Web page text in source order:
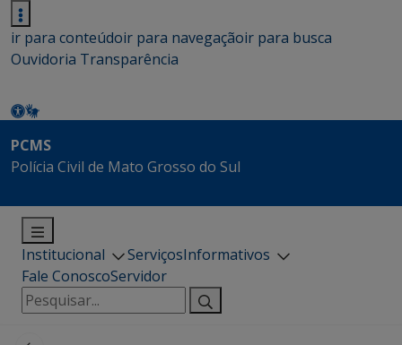
ir para conteúdoir para navegaçãoir para busca
Ouvidoria Transparência
PCMS
Polícia Civil de Mato Grosso do Sul
Institucional ServiçosInformativos
Fale ConoscoServidor
Pesquisar
por: